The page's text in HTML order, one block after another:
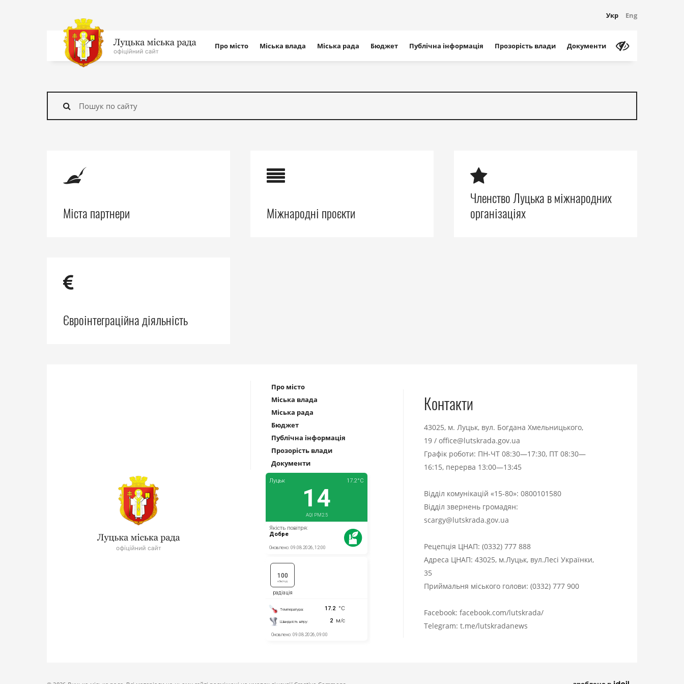
Укр Eng
На
головну
сайту
Про місто Міська влада Міська рада Бюджет Публічна інформація Прозорість влади Документи
Знайти
Міста партнери Міжнародні проєкти
Членство Луцька в міжнародних
організаціях
Євроінтеграційна діяльність
Про місто
Міська влада
Міська рада
Бюджет
Публічна інформація
Прозорість влади
Документи
Контакти
43025, м. Луцьк, вул. Богдана Хмельницького,
19 / office@lutskrada.gov.ua
Графік роботи: ПН-ЧТ 08:30—17:30, ПТ 08:30—
16:15, перерва 13:00—13:45
Відділ комунікацій «15-80»: 0800101580
Відділ звернень громадян:
scargy@lutskrada.gov.ua
Рецепція ЦНАП: (0332) 777 888
Адреса ЦНАП: 43025, м.Луцьк, вул.Лесі Українки,
35
Приймальня міського голови: (0332) 777 900
Facebook: facebook.com/lutskrada/
Telegram: t.me/lutskradanews